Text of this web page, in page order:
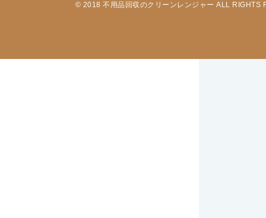
© 2018 不用品回収のクリーンレンジャー ALL RIGHTS